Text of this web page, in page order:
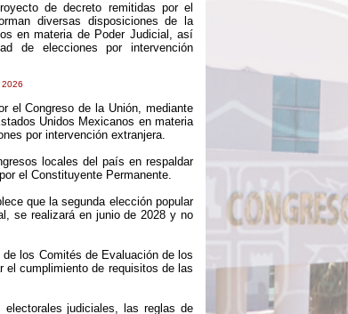
de decreto remitidas por el
diversas disposiciones de la
en materia de Poder Judicial, así
de elecciones por intervención
el Congreso de la Unión, mediante
Unidos Mexicanos en materia
por intervención extranjera.
locales del país en respaldar
el Constituyente Permanente.
que la segunda elección popular
se realizará en junio de 2028 y no
los Comités de Evaluación de los
el cumplimiento de requisitos de las
electorales judiciales, las reglas de